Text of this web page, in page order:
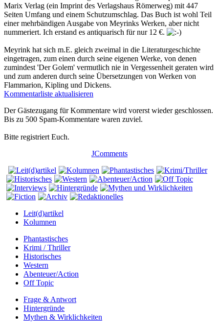
Marix Verlag (ein Imprint des Verlagshaus Römerweg) mit 447
Seiten Umfang und einem Schutzumschlag. Das Buch ist wohl Teil
einer mehrbändigen Ausgabe von Meyrinks Werken, aber nicht
nummeriert. Ich erstand es antiquarisch für nur 12 €.
Meyrink hat sich m.E. gleich zweimal in die Literaturgeschichte
eingetragen, zum einen durch seine eigenen Werke, von denen
zumindest 'Der Golem' vermutlich nie in Vergessenheit geraten wird
und zum anderen durch seine Übersetzungen von Werken von
Flammarion, Kipling und Dickens.
Kommentarliste aktualisieren
Der Gästezugang für Kommentare wird vorerst wieder geschlossen.
Bis zu 500 Spam-Kommentare waren zuviel.
Bitte registriert Euch.
JComments
Leit(d)artikel
Kolumnen
Phantastisches
Krimi / Thriller
Historisches
Western
Abenteuer/Action
Off Topic
Frage & Antwort
Hintergründe
Mythen & Wirklichkeiten